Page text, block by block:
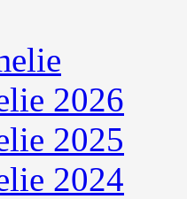
2026
2025
2024